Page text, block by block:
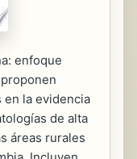
enfoque
en la evidencia
de alta
áreas rurales